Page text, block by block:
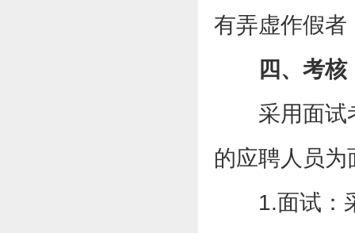
有弄虚作假者
四、考核
采用面试
的应聘人员
1.面试：